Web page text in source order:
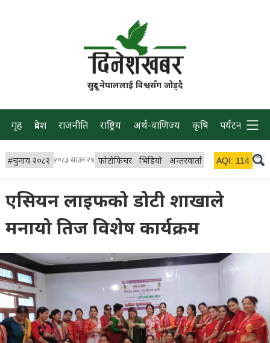
सुदूर नेपाललाई विश्वसँग जोड्दै
गृह प्रदेश राजनीति राष्ट्रिय अर्थ-वाणिज्य कृषि पर्यटन प्रवास
#चुनाव २०८२ २०८३ साउन २४ फोटोफिचर भिडियो अन्तरवार्ता विचार/ब्लग
AQI: 114
एसियन लाइफको डोटी शाखाले
मनायो तिज विशेष कार्यक्रम